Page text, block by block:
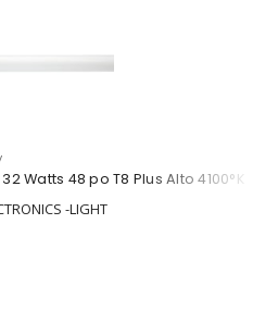
Watts 48 po T8 Plus Alto 4100°K
-LIGHT